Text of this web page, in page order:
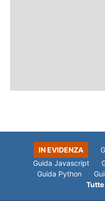
IN EVIDENZA
Guida Javascript
Guida Python